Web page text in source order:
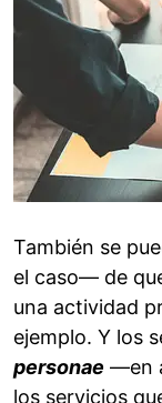
También se
el caso— de
una actividad
ejemplo. Y los
personae —en
los servicios